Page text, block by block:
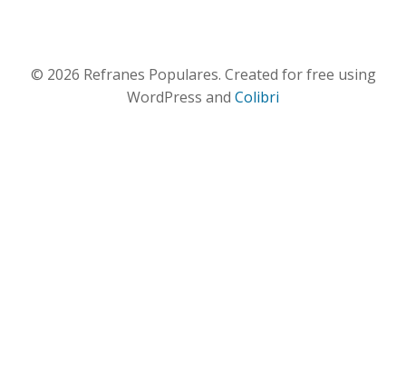
© 2026 Refranes Populares. Created for free using
WordPress and Colibri